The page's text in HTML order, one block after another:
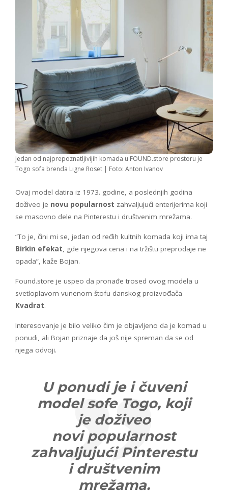
Jedan od najprepoznatljivijih komada u FOUND.store prostoru je
Togo sofa brenda Ligne Roset | Foto: Anton Ivanov
Ovaj model datira iz 1973. godine, a poslednjih godina
doživeo je novu popularnost zahvaljujući enterijerima koji
se masovno dele na Pinterestu i društvenim mrežama.
“To je, čini mi se, jedan od ređih kultnih komada koji ima taj
Birkin efekat, gde njegova cena i na tržištu preprodaje ne
opada”, kaže Bojan.
Found.store je uspeo da pronađe trosed ovog modela u
svetloplavom vunenom štofu danskog proizvođača
Kvadrat.
Interesovanje je bilo veliko čim je objavljeno da je komad u
ponudi, ali Bojan priznaje da još nije spreman da se od
njega odvoji.
U ponudi je i čuveni
model sofe Togo, koji
je doživeo
novi popularnost
zahvaljujući Pinterestu
i društvenim
mrežama.